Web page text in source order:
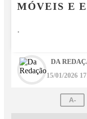
MÓVEIS E
.
DA
15/01/2026
A-